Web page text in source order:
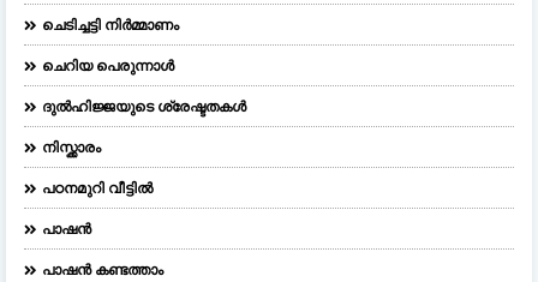
ചെടിച്ചട്ടി നിർമ്മാണം
ചെറിയ പെരുന്നാള്‍
ദുല്‍ഹിജ്ജയുടെ ശ്രേഷ്ടതകള്‍
നിസ്ക്കാരം
പഠനമുറി വീട്ടിൽ
പാഷൻ
പാഷൻ കണ്ടത്താം